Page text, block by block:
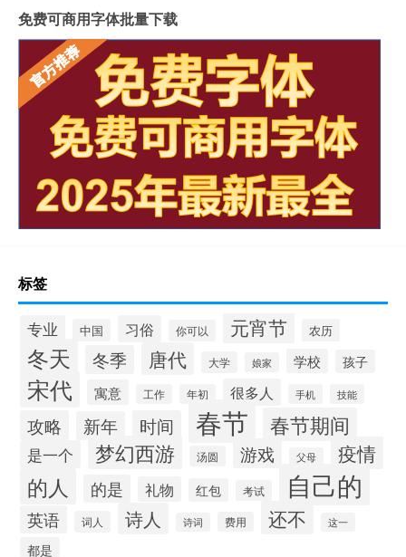
免费可商用字体批量下载
标签
专业 中国 习俗 你可以 元宵节 农历
冬天 冬季 唐代 大学 娘家 学校 孩子
宋代 寓意 工作 年初 很多人 手机 技能
攻略 新年 时间 春节 春节期间
是一个 梦幻西游 汤圆 游戏 父母 疫情
的人 的是 礼物 红包 考试 自己的
英语 词人 诗人 诗词 费用 还不 这一
都是